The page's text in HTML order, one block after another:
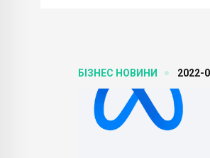
БІЗНЕС НОВИНИ 2022-